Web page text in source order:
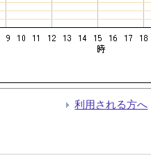
利用される方へ